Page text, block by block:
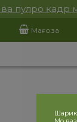
пулро қадр
Мағоза